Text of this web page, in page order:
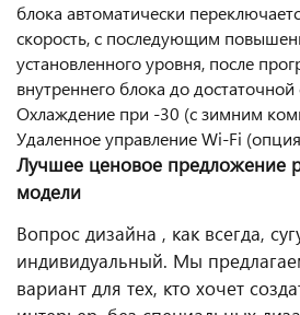
блока автоматически
скорость, с последующим
установленного уровня, после
внутреннего блока до достаточной
Охлаждение при -30 (с зимним
Удаленное управление Wi-Fi
Лучшее ценовое предложение
модели
Вопрос дизайна , как всегда,
индивидуальный. Мы
вариант для тех, кто хочет